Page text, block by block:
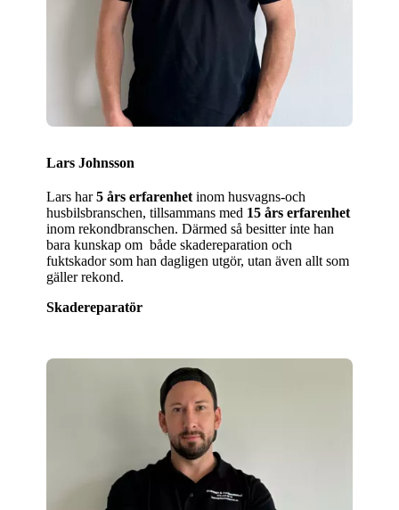
Lars Johnsson
Lars har5 års erfarenhet inom husvagns-och
husbilsbranschen, tillsammans med 15 års erfarenhet
inom rekondbranschen. Därmed så besitter inte han
bara kunskap om både skadereparation och
fuktskador som han dagligen utgör, utan även allt som
gäller rekond.
Skadereparatör